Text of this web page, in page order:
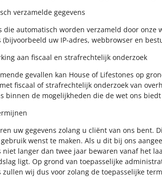
verzamelde gegevens
die automatisch worden verzameld door
(bijvoorbeeld uw IP-adres, webbrowser en
aan fiscaal en strafrechtelijk onderzoek
gevallen kan House of Lifestones op
fiscaal of strafrechtelijk onderzoek van
binnen de mogelijkheden die de wet ons
uw gegevens zolang u cliënt van ons
wenst te maken. Als u dit bij ons
niet langer dan twee jaar bewaren vanaf het
ligt. Op grond van toepasselijke
zullen wij dus voor zolang de toepasselijke